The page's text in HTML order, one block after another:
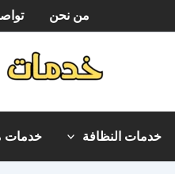
من نحن
خدمات النظافة خدمات